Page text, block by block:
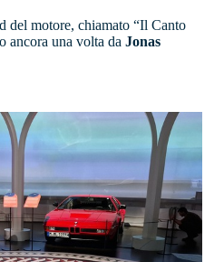
del motore, chiamato “Il Canto
ancora una volta da Jonas